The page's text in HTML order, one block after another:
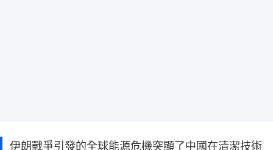
伊朗戰爭引發的全球能源危機突顯了中國在清潔技術